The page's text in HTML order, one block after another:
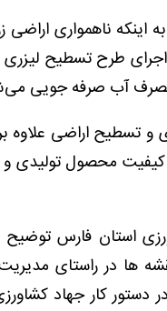
اینکه ناهمواری
مصرف آب صرفه جویی
و تسطیح اراضی علاوه
محصول تولیدی
استان فارس
ها در راستای
دستور کار جهاد